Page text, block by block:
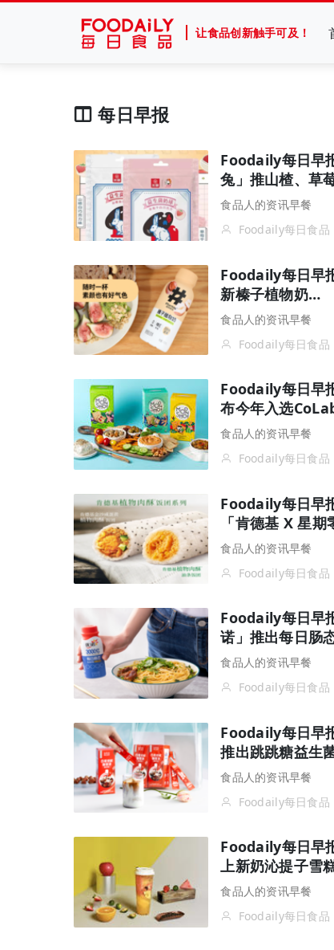
让食品创新触手可及！
每日早报
Foodaily每日早
兔」推山楂、草
食品人的资讯早餐
Foodaily每日食品
Foodaily每日早
新榛子植物奶…
食品人的资讯早餐
Foodaily每日食品
Foodaily每日早
布今年入选
食品人的资讯早餐
Foodaily每日食品
Foodaily每日早
「肯德基 X 星
食品人的资讯早餐
Foodaily每日食品
Foodaily每日早
诺」推出每日肠
食品人的资讯早餐
Foodaily每日食品
Foodaily每日早
推出跳跳糖益生
食品人的资讯早餐
Foodaily每日食品
Foodaily每日早
上新奶沁提子雪
食品人的资讯早餐
Foodaily每日食品